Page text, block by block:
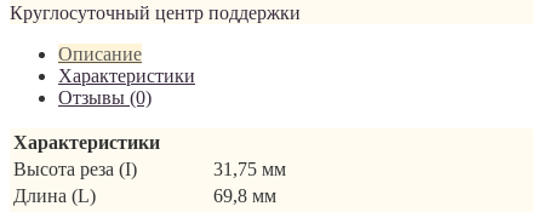
Круглосуточный центр поддержки
Описание
Характеристики
Отзывы (0)
Характеристики
Высота реза (I)
31,75 мм
Длина (L)
69,8 мм